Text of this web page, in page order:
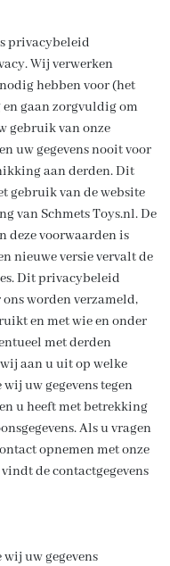
privacybeleid
Wij verwerken
hebben voor (het
gaan zorgvuldig om
gebruik van onze
uw gegevens nooit voor
aan derden. Dit
gebruik van de website
van Schmets Toys.nl. De
deze voorwaarden is
nieuwe versie vervalt de
Dit privacybeleid
worden verzameld,
en met wie en onder
met derden
aan u uit op welke
uw gegevens tegen
u heeft met betrekking
Als u vragen
opnemen met onze
de contactgegevens
uw gegevens